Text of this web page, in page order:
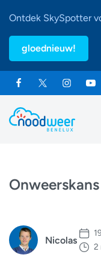
Ontdek SkySpotter
gloednieuw!
Nicolas
2